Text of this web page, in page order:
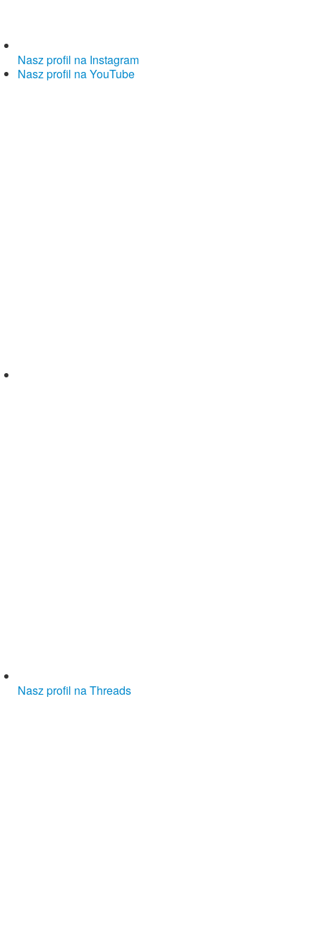
Nasz profil na Instagram
Nasz profil na YouTube
Nasz profil na Threads